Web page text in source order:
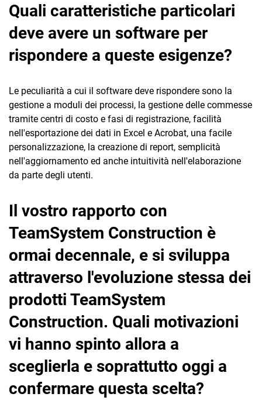
Quali caratteristiche particolari
deve avere un software per
rispondere a queste esigenze?
Le peculiarità a cui il software deve rispondere sono la
gestione a moduli dei processi, la gestione delle commesse
tramite centri di costo e fasi di registrazione, facilità
nell'esportazione dei dati in Excel e Acrobat, una facile
personalizzazione, la creazione di report, semplicità
nell'aggiornamento ed anche intuitività nell'elaborazione
da parte degli utenti.
Il vostro rapporto con
TeamSystem Construction è
ormai decennale, e si sviluppa
attraverso l'evoluzione stessa dei
prodotti TeamSystem
Construction. Quali motivazioni
vi hanno spinto allora a
sceglierla e soprattutto oggi a
confermare questa scelta?